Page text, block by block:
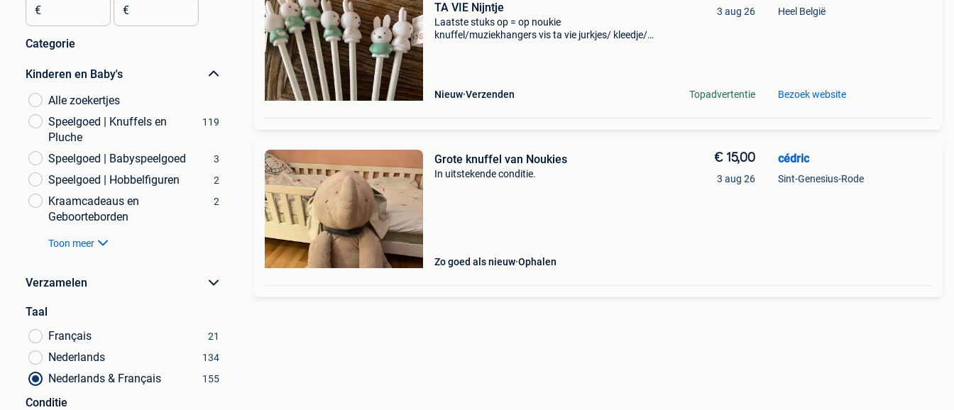
€ €
Categorie
Kinderen en Baby's
Alle zoekertjes
Speelgoed | Knuffels en
Pluche
119
Speelgoed | Babyspeelgoed 3
Speelgoed | Hobbelfiguren 2
Kraamcadeaus en
Geboorteborden
2
Toon meer
Verzamelen
Taal
Français
21
Nederlands 134
Nederlands & Français 155
Conditie
TA VIE Nijntje
Laatste stuks op = op noukie
knuffel/muziekhangers vis ta vie jurkjes/ kleedje/
Nieuw Verzenden
3 aug 26
Topadvertentie
Heel België
Bezoek website
Grote knuffel van Noukies
In uitstekende conditie.
Zo goed als nieuw Ophalen
€ 15,00
3 aug 26
cédric
Sint-Genesius-Rode